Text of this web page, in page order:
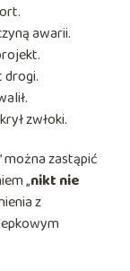
awarii.
drogi.
zwłoki.
można zastąpić
„nikt nie
z